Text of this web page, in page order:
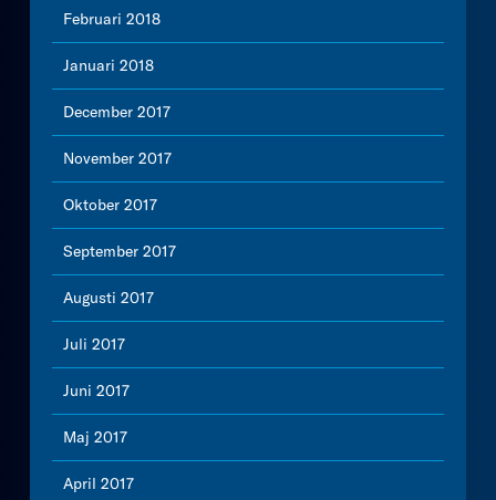
Februari 2018
Januari 2018
December 2017
November 2017
Oktober 2017
September 2017
Augusti 2017
Juli 2017
Juni 2017
Maj 2017
April 2017